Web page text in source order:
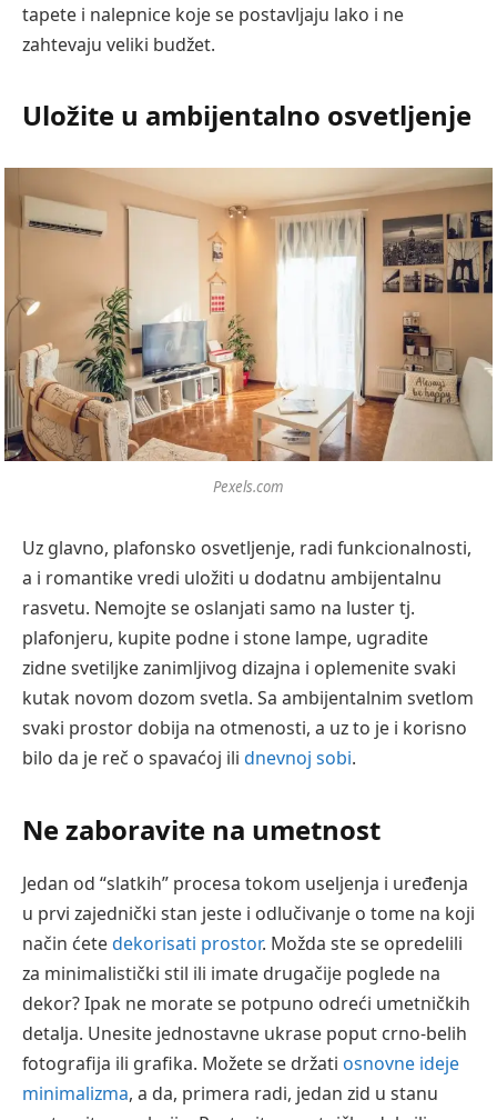
tapete i nalepnice koje se postavljaju lako i ne
zahtevaju veliki budžet.
Uložite u ambijentalno osvetljenje
Pexels.com
Uz glavno, plafonsko osvetljenje, radi funkcionalnosti,
a i romantike vredi uložiti u dodatnu ambijentalnu
rasvetu. Nemojte se oslanjati samo na luster tj.
plafonjeru, kupite podne i stone lampe, ugradite
zidne svetiljke zanimljivog dizajna i oplemenite svaki
kutak novom dozom svetla. Sa ambijentalnim svetlom
svaki prostor dobija na otmenosti, a uz to je i korisno
bilo da je reč o spavaćoj ili dnevnoj sobi.
Ne zaboravite na umetnost
Jedan od “slatkih” procesa tokom useljenja i uređenja
u prvi zajednički stan jeste i odlučivanje o tome na koji
način ćetedekorisati prostor. Možda ste se opredelili
za minimalistički stil ili imate drugačije poglede na
dekor? Ipak ne morate se potpuno odreći umetničkih
detalja. Unesite jednostavne ukrase poput crno-belih
fotografija ili grafika. Možete se držati osnovne ideje
minimalizma, a da, primera radi, jedan zid u stanu